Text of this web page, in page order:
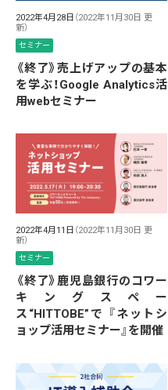
2022年4月28日 （2022年11月30日 更
新）
セミナー
《終了》売上げアップの基本
を学ぶ！Google Analytics活
用webセミナー
2022年4月11日 （2022年11月30日 更
新）
セミナー
《終了》鹿児島銀行のコワー
キングスペー
ス“HITTOBE”で 『ネットシ
ョップ活用セミナー』を開催